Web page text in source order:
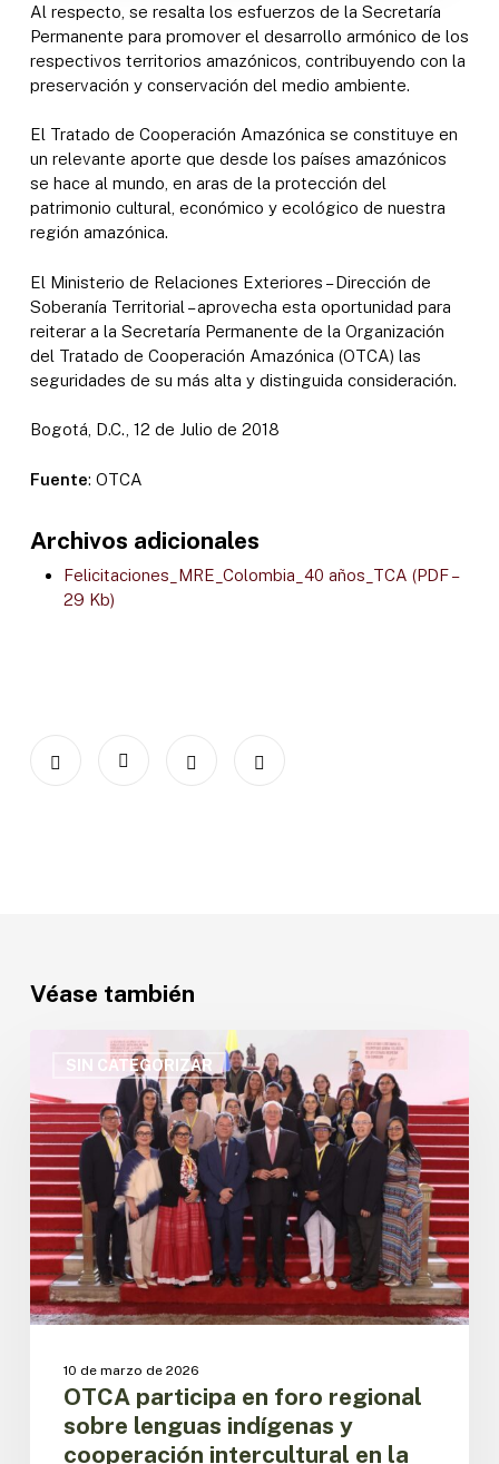
Al respecto, se resalta los esfuerzos de la Secretaría
Permanente para promover el desarrollo armónico de los
respectivos territorios amazónicos, contribuyendo con la
preservación y conservación del medio ambiente.
El Tratado de Cooperación Amazónica se constituye en
un relevante aporte que desde los países amazónicos
se hace al mundo, en aras de la protección del
patrimonio cultural, económico y ecológico de nuestra
región amazónica.
El Ministerio de Relaciones Exteriores – Dirección de
Soberanía Territorial – aprovecha esta oportunidad para
reiterar a la Secretaría Permanente de la Organización
del Tratado de Cooperación Amazónica (OTCA) las
seguridades de su más alta y distinguida consideración.
Bogotá, D.C., 12 de Julio de 2018
Fuente: OTCA
Archivos adicionales
Felicitaciones_MRE_Colombia_40 años_TCA (PDF –
29 Kb)
Véase también
SIN CATEGORIZAR
participa
en
foro
regional
sobre
lenguas
indígenas
y
cooperación
intercultural
en
10 de marzo de 2026
OTCA participa en foro regional
sobre lenguas indígenas y
cooperación intercultural en la